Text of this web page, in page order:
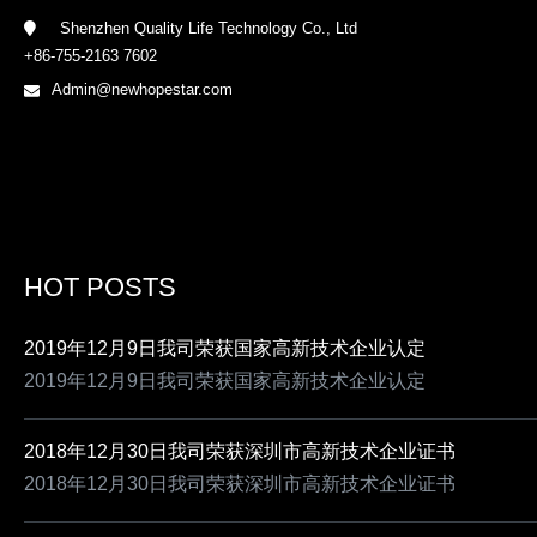
Shenzhen Quality Life Technology Co., Ltd
+86-755-2163 7602
Admin@newhopestar.com
HOT POSTS
2019年12月9日我司荣获国家高新技术企业认定
2019年12月9日我司荣获国家高新技术企业认定
2018年12月30日我司荣获深圳市高新技术企业证书
2018年12月30日我司荣获深圳市高新技术企业证书